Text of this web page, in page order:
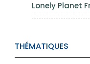
Lonely Planet
THÉMATIQUES